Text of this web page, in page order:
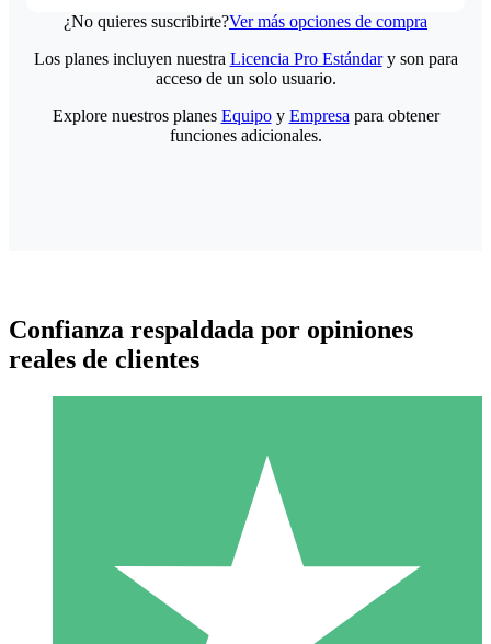
¿No quieres suscribirte?Ver más opciones de compra
Paquetes de Créditos Individuales
Paga según el uso con créditos de descarga. Sin compromiso
Los planes incluyen nuestra Licencia Pro Estándary son para
acceso de un solo usuario.
Explore nuestros planes Equipoy Empresa para obtener
funciones adicionales.
Confianza respaldada por opiniones
reales de clientes